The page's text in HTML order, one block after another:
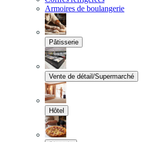
Armoires de boulangerie
Pâtisserie
Vente de détail/Supermarché
Hôtel